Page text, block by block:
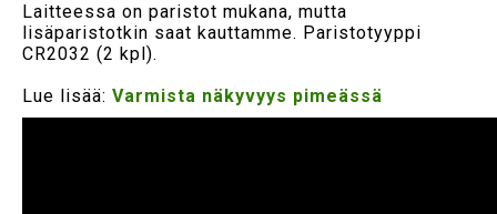
Laitteessa on paristot mukana, mutta
lisäparistotkin saat kauttamme. Paristotyyppi
CR2032 (2 kpl).
Lue lisää: Varmista näkyvyys pimeässä